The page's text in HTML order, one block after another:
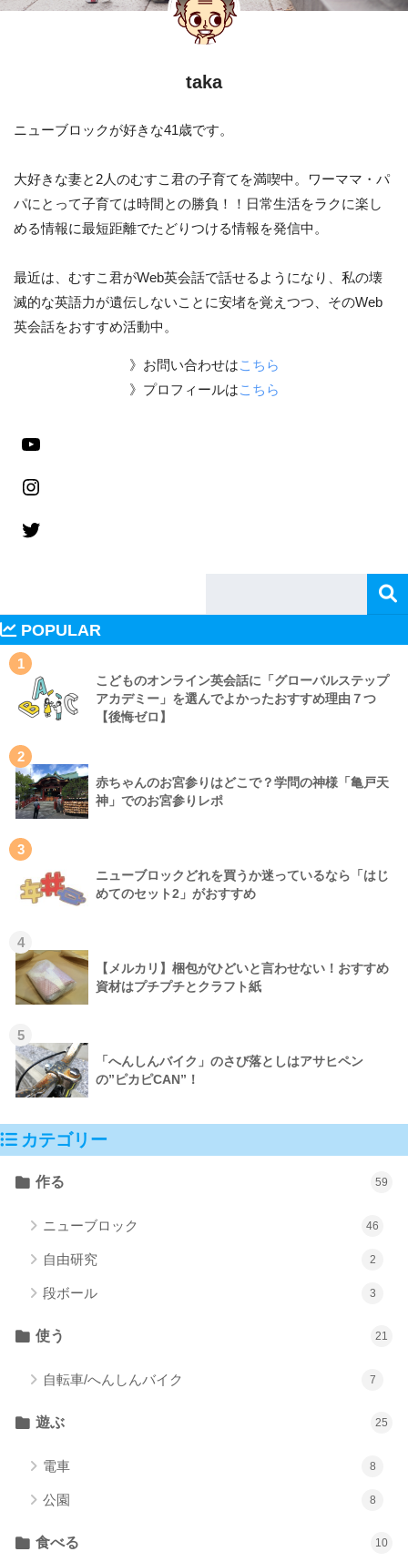
taka
ニューブロックが好きな41歳です。
大好きな妻と2人のむすこ君の子育てを満喫中。ワーママ・パ
パにとって子育ては時間との勝負！！日常生活をラクに楽し
める情報に最短距離でたどりつける情報を発信中。
最近は、むすこ君がWeb英会話で話せるようになり、私の壊
滅的な英語力が遺伝しないことに安堵を覚えつつ、そのWeb
英会話をおすすめ活動中。
》お問い合わせはこちら
》プロフィールはこちら
POPULAR
1
こどものオンライン英会話に「グローバルステップ
アカデミー」を選んでよかったおすすめ理由７つ
【後悔ゼロ】
2
赤ちゃんのお宮参りはどこで？学問の神様「亀戸天
神」でのお宮参りレポ
3
ニューブロックどれを買うか迷っているなら「はじ
めてのセット2」がおすすめ
4
【メルカリ】梱包がひどいと言わせない！おすすめ
資材はプチプチとクラフト紙
5
「へんしんバイク」のさび落としはアサヒペン
の”ピカピCAN”！
カテゴリー
作る 59
ニューブロック 46
自由研究 2
段ボール 3
使う 21
自転車/へんしんバイク 7
遊ぶ 25
電車 8
公園 8
食べる 10